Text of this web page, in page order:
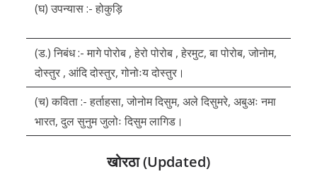
(घ) उपन्यास :- होकुड़ि
(ड.) निबंध :- मागे पोरोब , हेरो पोरोब , हेरमुट, बा पोरोब, जोनोम,
दोस्तुर , आंदि दोस्तुर, गोनोःय दोस्तुर।
(च) कविता :- हर्ताहसा, जोनोम दिसुम, अले दिसुमरे, अबुअः नमा
भारत, दुल सुनुम जुलोः दिसुम लागिड।
खोरठा (Updated)